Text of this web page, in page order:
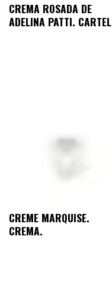
CREMA ROSADA DE
ADELINA PATTI. CARTEL
CREME MARQUISE.
CREMA.